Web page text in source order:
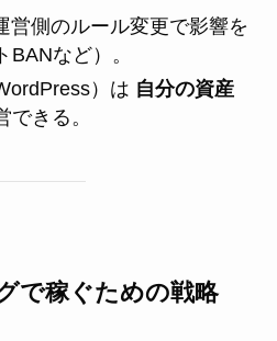
営側のルール変更で影響を
など）。
）は 自分の資産
きる。
で稼ぐための戦略